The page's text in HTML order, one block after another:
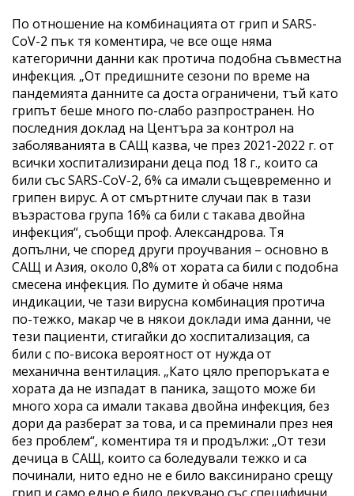
По отношение на комбинацията от грип и SARS-
CoV-2 пък тя коментира, че все още няма
категорични данни как протича подобна съвместна
инфекция. „От предишните сезони по време на
пандемията данните са доста ограничени, тъй като
грипът беше много по-слабо разпространен. Но
последния доклад на Центъра за контрол на
заболяванията в САЩ казва, че през 2021-2022 г. от
всички хоспитализирани деца под 18 г., които са
били със SARS-CoV-2, 6% са имали същевременно и
грипен вирус. А от смъртните случаи пак в тази
възрастова група 16% са били с такава двойна
инфекция“, съобщи проф. Александрова. Тя
допълни, че според други проучвания – основно в
САЩ и Азия, около 0,8% от хората са били с подобна
смесена инфекция. По думите ѝ обаче няма
индикации, че тази вирусна комбинация протича
по-тежко, макар че в някои доклади има данни, че
тези пациенти, стигайки до хоспитализация, са
били с по-висока вероятност от нужда от
механична вентилация. „Като цяло препоръката е
хората да не изпадат в паника, защото може би
много хора са имали такава двойна инфекция, без
дори да разберат за това, и са преминали през нея
без проблем“, коментира тя и продължи: „От тези
дечица в САЩ, които са боледували тежко и са
починали, нито едно не е било ваксинирано срещу